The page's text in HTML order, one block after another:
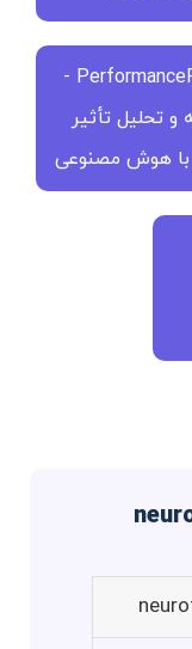
PerformanceFlash -
و تحلیل تأثیر
هوش مصنوعی